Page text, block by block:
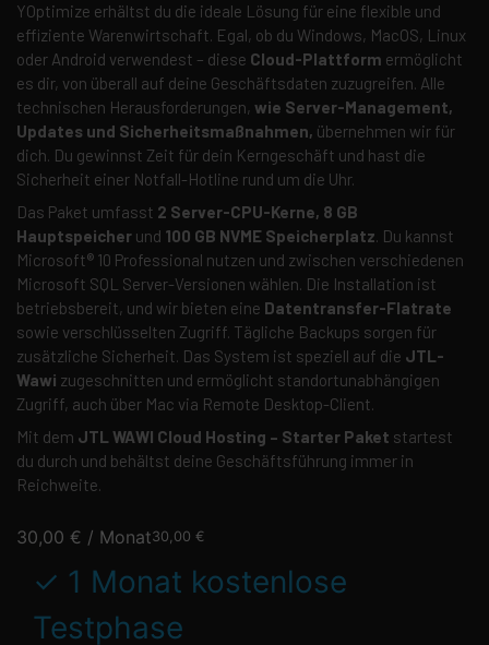
YOptimize erhältst du die ideale Lösung für eine flexible und
effiziente Warenwirtschaft. Egal, ob du Windows, MacOS, Linux
oder Android verwendest – diese Cloud-Plattform ermöglicht
es dir, von überall auf deine Geschäftsdaten zuzugreifen. Alle
technischen Herausforderungen, wie Server-Management,
Updates und Sicherheitsmaßnahmen, übernehmen wir für
dich. Du gewinnst Zeit für dein Kerngeschäft und hast die
Sicherheit einer Notfall-Hotline rund um die Uhr.
Das Paket umfasst 2 Server-CPU-Kerne, 8 GB
Hauptspeicher und 100 GB NVME Speicherplatz . Du kannst
Microsoft® 10 Professional nutzen und zwischen verschiedenen
Microsoft SQL Server-Versionen wählen. Die Installation ist
betriebsbereit, und wir bieten eine Datentransfer-Flatrate
sowie verschlüsselten Zugriff. Tägliche Backups sorgen für
zusätzliche Sicherheit. Das System ist speziell auf die JTL-
Wawi zugeschnitten und ermöglicht standortunabhängigen
Zugriff, auch über Mac via Remote Desktop-Client.
Mit dem JTL WAWI Cloud Hosting – Starter Paket startest
du durch und behältst deine Geschäftsführung immer in
Reichweite.
30,00 € / Monat30,00 €
✓ 1 Monat kostenlose
Testphase